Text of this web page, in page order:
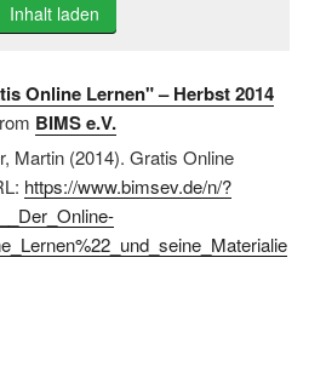
Inhalt laden
Online Lernen" – Herbst 2014
BIMS e.V.
Martin (2014). Gratis Online
https://www.bimsev.de/n/?